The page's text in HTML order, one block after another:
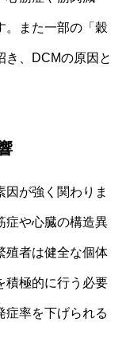
。また一部の「穀
き、DCMの原因と
因が強く関わりま
症や心臓の構造異
殖者は健全な個体
積極的に行う必要
症率を下げられる